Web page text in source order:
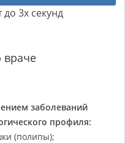
до 3х секунд
заболеваний
профиля:
(полипы);